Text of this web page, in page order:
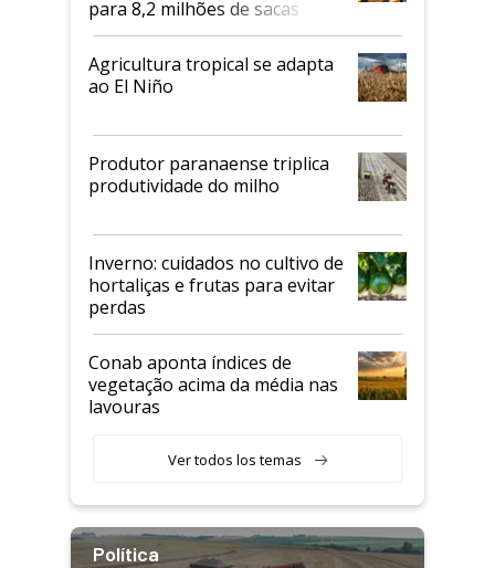
para 8,2 milhões de sacas
Agricultura tropical se adapta
ao El Niño
Produtor paranaense triplica
produtividade do milho
Inverno: cuidados no cultivo de
hortaliças e frutas para evitar
perdas
Conab aponta índices de
vegetação acima da média nas
lavouras
Ver todos los temas
Política